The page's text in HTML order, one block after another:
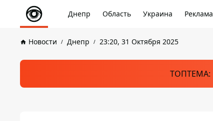
Днепр Область Украина Реклама
Новости Днепр 23:20, 31 Октября 2025
ТОПТЕМА: